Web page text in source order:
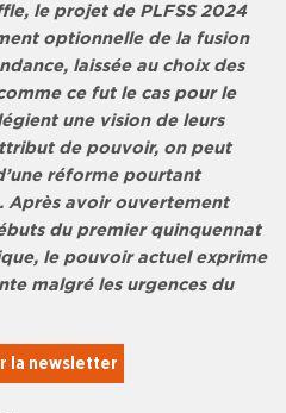
le projet de PLFSS 2024
optionnelle de la fusion
laissée au choix des
ce fut le cas pour le
une vision de leurs
de pouvoir, on peut
réforme pourtant
Après avoir ouvertement
du premier quinquennat
le pouvoir actuel exprime
malgré les urgences du
la newsletter